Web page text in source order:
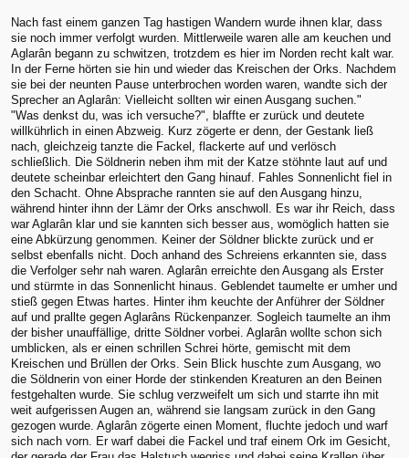
Nach fast einem ganzen Tag hastigen Wandern wurde ihnen klar, dass
sie noch immer verfolgt wurden. Mittlerweile waren alle am keuchen und
Aglarân begann zu schwitzen, trotzdem es hier im Norden recht kalt war.
In der Ferne hörten sie hin und wieder das Kreischen der Orks. Nachdem
sie bei der neunten Pause unterbrochen worden waren, wandte sich der
Sprecher an Aglarân: Vielleicht sollten wir einen Ausgang suchen."
"Was denkst du, was ich versuche?", blaffte er zurück und deutete
willkührlich in einen Abzweig. Kurz zögerte er denn, der Gestank ließ
nach, gleichzeig tanzte die Fackel, flackerte auf und verlösch
schließlich. Die Söldnerin neben ihm mit der Katze stöhnte laut auf und
deutete scheinbar erleichtert den Gang hinauf. Fahles Sonnenlicht fiel in
den Schacht. Ohne Absprache rannten sie auf den Ausgang hinzu,
während hinter ihnn der Lämr der Orks anschwoll. Es war ihr Reich, dass
war Aglarân klar und sie kannten sich besser aus, womöglich hatten sie
eine Abkürzung genommen. Keiner der Söldner blickte zurück und er
selbst ebenfalls nicht. Doch anhand des Schreiens erkannten sie, dass
die Verfolger sehr nah waren. Aglarân erreichte den Ausgang als Erster
und stürmte in das Sonnenlicht hinaus. Geblendet taumelte er umher und
stieß gegen Etwas hartes. Hinter ihm keuchte der Anführer der Söldner
auf und prallte gegen Aglarâns Rückenpanzer. Sogleich taumelte an ihm
der bisher unauffällige, dritte Söldner vorbei. Aglarân wollte schon sich
umblicken, als er einen schrillen Schrei hörte, gemischt mit dem
Kreischen und Brüllen der Orks. Sein Blick huschte zum Ausgang, wo
die Söldnerin von einer Horde der stinkenden Kreaturen an den Beinen
festgehalten wurde. Sie schlug verzweifelt um sich und starrte ihn mit
weit aufgerissen Augen an, während sie langsam zurück in den Gang
gezogen wurde. Aglarân zögerte einen Moment, fluchte jedoch und warf
sich nach vorn. Er warf dabei die Fackel und traf einem Ork im Gesicht,